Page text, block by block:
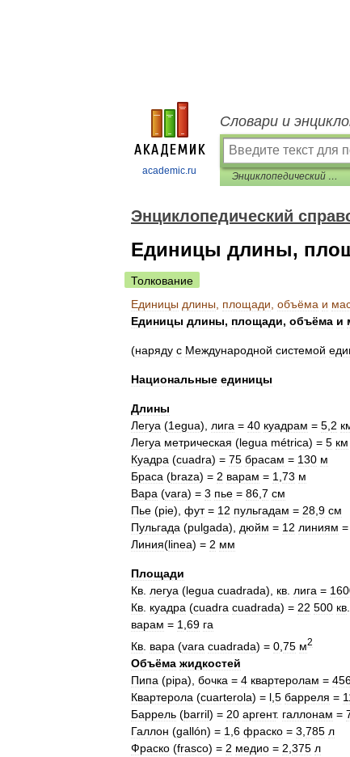
academic.ru
Словари и
Энциклопедический справочник «Латинская Америка»
Энциклопедический
Единицы длины,
Толкование
Единицы длины площади объёма и
Единицы длины, площади, объёма и
(наряду с Международной системой
Национальные единицы
Длины
Легуа (1еgua), лига = 40 куадрам = 5 2
Легуа метрическая (legua métrica) = 5 км
Куадра (cuadra) = 75 брасам = 130 м
Бpaca (braza) = 2 варам = 1 73 м
Bapa (vara) = 3 пье = 86 7 см
Пье (рiе), фут= 12 пульгадам = 28 9 см
Пульгада (pulgada), дюйм = 12 линиям =
Линия(linea) = 2 мм
Площади
Кв легуа (legua cuadrada), кв лига =
Кв куадра (cuadra cuadrada) = 22 500 кв
варам = 1 69 га
Кв вара (vara cuadrada) = 0 75 м2
Объёма жидкостей
Пипа (pipa), бочка = 4 квартеролам =
Квартерола (cuarterola) = l 5 барреля =
Баррель (barril) = 20 аргент. галлонам =
Галлон (gallón) = 1 6 фраско = 3 785 л
Фраско (frasco) = 2 медио = 2 375 л